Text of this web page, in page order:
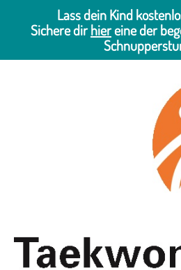
Lass dein Kind
Sichere dirhiereine der